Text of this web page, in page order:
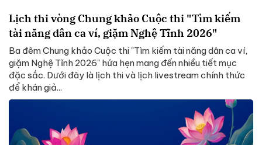
Lịch thi vòng Chung khảo Cuộc thi "Tìm kiếm
tài năng dân ca ví, giặm Nghệ Tĩnh 2026"
Ba đêm Chung khảo Cuộc thi "Tìm kiếm tài năng dân ca ví,
giặm Nghệ Tĩnh 2026" hứa hẹn mang đến nhiều tiết mục
đặc sắc. Dưới đây là lịch thi và lịch livestream chính thức
để khán giả...